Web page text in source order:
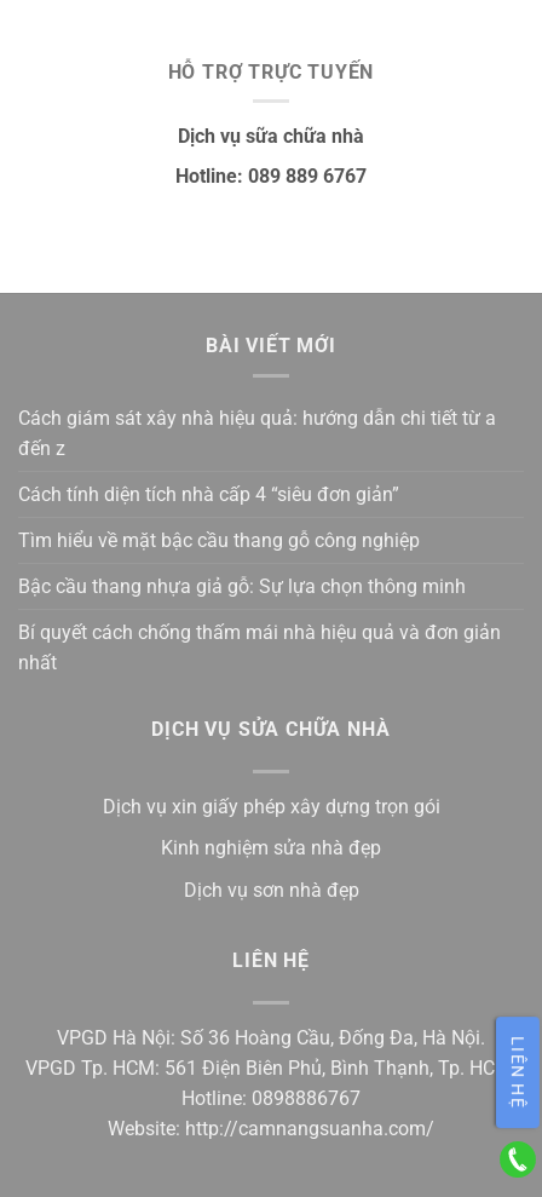
HỖ TRỢ TRỰC TUYẾN
Dịch vụ sữa chữa nhà
Hotline: 089 889 6767
LIÊN HỆ
BÀI VIẾT MỚI
Cách giám sát xây nhà hiệu quả: hướng dẫn chi tiết từ a
đến z
Cách tính diện tích nhà cấp 4 “siêu đơn giản”
Tìm hiểu về mặt bậc cầu thang gỗ công nghiệp
Bậc cầu thang nhựa giả gỗ: Sự lựa chọn thông minh
Bí quyết cách chống thấm mái nhà hiệu quả và đơn giản
nhất
DỊCH VỤ SỬA CHỮA NHÀ
Dịch vụ xin giấy phép xây dựng trọn gói
Kinh nghiệm sửa nhà đẹp
Dịch vụ sơn nhà đẹp
LIÊN HỆ
VPGD Hà Nội: Số 36 Hoàng Cầu, Đống Đa, Hà Nội.
VPGD Tp. HCM: 561 Điện Biên Phủ, Bình Thạnh, Tp. HCM.
Hotline: 0898886767
Website: http://camnangsuanha.com/